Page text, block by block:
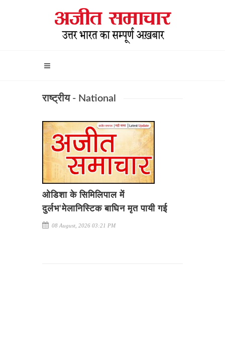
राष्ट्रीय - National
ओडिशा के सिमिलिपाल में
दुर्लभ'मेलानिस्टिक बाघिन मृत पायी गई
08 August, 2026 03:21 PM